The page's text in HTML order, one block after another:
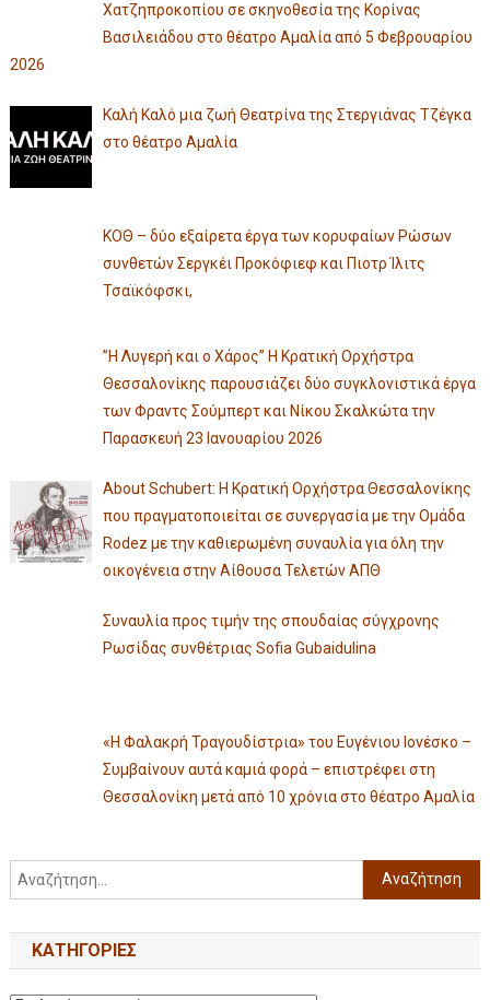
Χατζηπροκοπίου σε σκηνοθεσία της Κορίνας
Βασιλειάδου στο θέατρο Αμαλία από 5 Φεβρουαρίου
2026
Καλή Καλό μια ζωή Θεατρίνα της Στεργιάνας Τζέγκα
στο θέατρο Αμαλία
ΚΟΘ – δύο εξαίρετα έργα των κορυφαίων Ρώσων
συνθετών Σεργκέι Προκόφιεφ και Πιοτρ Ίλιτς
Τσαϊκόφσκι,
”Η Λυγερή και ο Χάρος” Η Κρατική Ορχήστρα
Θεσσαλονίκης παρουσιάζει δύο συγκλονιστικά έργα
των Φραντς Σούμπερτ και Νίκου Σκαλκώτα την
Παρασκευή 23 Ιανουαρίου 2026
About Schubert: Η Κρατική Ορχήστρα Θεσσαλονίκης
που πραγματοποιείται σε συνεργασία με την Ομάδα
Rodez με την καθιερωμένη συναυλία για όλη την
οικογένεια στην Αίθουσα Τελετών ΑΠΘ
Συναυλία προς τιμήν της σπουδαίας σύγχρονης
Ρωσίδας συνθέτριας Sofia Gubaidulina
«Η Φαλακρή Τραγουδίστρια» του Ευγένιου Ιονέσκο –
Συμβαίνουν αυτά καμιά φορά – επιστρέφει στη
Θεσσαλονίκη μετά από 10 χρόνια στο θέατρο Αμαλία
KΑΤΗΓΟΡΊΕΣ